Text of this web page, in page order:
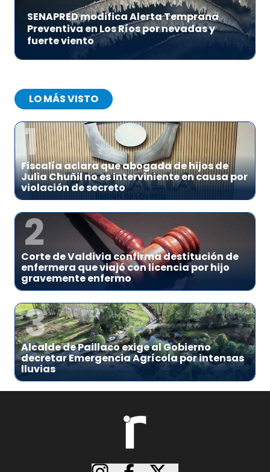
SENAPRED modifica Alerta Temprana
Preventiva en Los Ríos por nevadas y
fuerte viento
LO MÁS VISTO
1
Fiscalía aclara que abogada de hijos de
Julia Chuñil no es interviniente en causa por
violación de secreto
2
Corte de Valdivia confirma destitución de
enfermera que viajó con licencia por hijo
gravemente enfermo
3
Alcalde de Paillaco exige al Gobierno
decretar Emergencia Agrícola por intensas
lluvias